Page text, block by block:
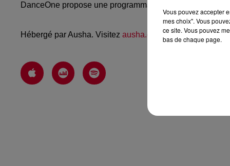
DanceOne propose une programmation dance, EDM,
Hébergé par Ausha. Visitez ausha.co/politique-de-
Vous pouvez accepter
mes choix". Vous
ce site. Vous pouvez
bas de chaque page.